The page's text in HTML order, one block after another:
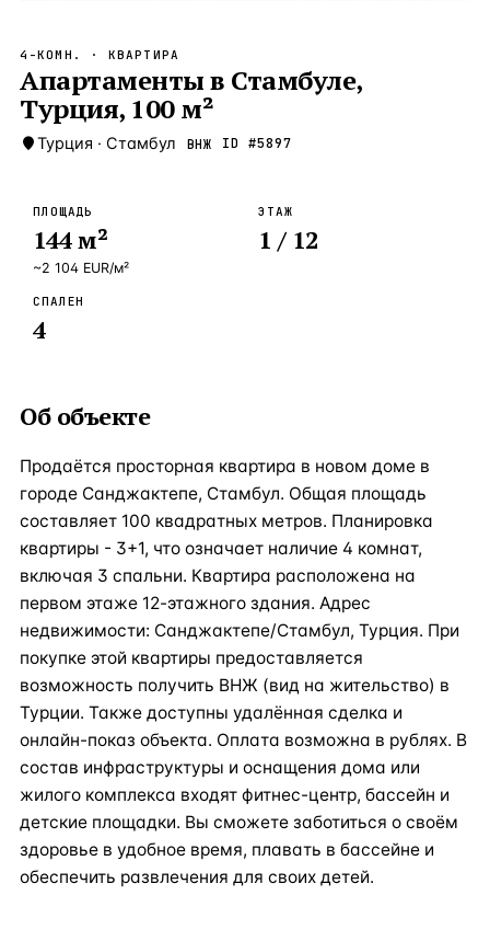
Новороссийск —Локация
Стамбул — Локация
Анталия
ЧАСТО ИЩУТ
Турция Кипр
4-КОМН. · КВАРТИРА
Апартаменты в Стамбуле,
Турция, 100 м²
Турция · Стамбул ВНЖ ID #5897
ПЛОЩАДЬ
144м²
~2 104 EUR/м²
ЭТАЖ
1 / 12
СПАЛЕН
4
Об объекте
Продаётся просторная квартира в новом доме в
городе Санджактепе, Стамбул. Общая площадь
составляет 100 квадратных метров. Планировка
квартиры - 3+1, что означает наличие 4 комнат,
включая 3 спальни. Квартира расположена на
первом этаже 12-этажного здания. Адрес
недвижимости: Санджактепе/Стамбул, Турция. При
покупке этой квартиры предоставляется
возможность получить ВНЖ (вид на жительство) в
Турции. Также доступны удалённая сделка и
онлайн-показ объекта. Оплата возможна в рублях. В
состав инфраструктуры и оснащения дома или
жилого комплекса входят фитнес-центр, бассейн и
детские площадки. Вы сможете заботиться о своём
здоровье в удобное время, плавать в бассейне и
обеспечить развлечения для своих детей.